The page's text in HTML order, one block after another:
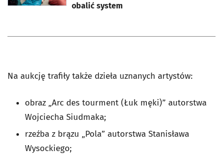
obalić system
Na aukcję trafiły także dzieła uznanych artystów:
obraz „Arc des tourment (Łuk męki)” autorstwa
Wojciecha Siudmaka;
rzeźba z brązu „Pola” autorstwa Stanisława
Wysockiego;